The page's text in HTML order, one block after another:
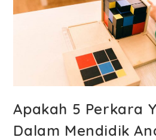
Apakah 5 Perkara
Dalam Mendidik